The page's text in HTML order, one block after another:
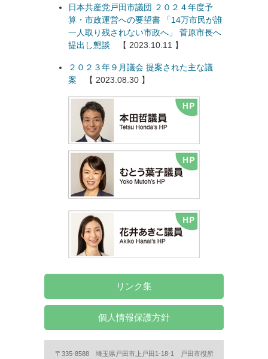
日本共産党戸田市議団 ２０２４年度予
算・市政運営への要望書 「14万市民が誰
一人取り残されない市政へ」 菅原市長へ
提出し懇談 【 2023.10.11 】
２０２３年９月議会 提案された主な議
案 【 2023.08.30 】
リンク集
個人情報保護方針
〒335-8588 埼玉県戸田市上戸田1-18-1 戸田市役所